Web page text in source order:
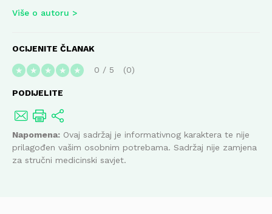
Više o autoru
OCIJENITE ČLANAK
★ ★ ★ ★ ★ 0 / 5 0
PODIJELITE
Napomena: Ovaj sadržaj je informativnog karaktera te nije
prilagođen vašim osobnim potrebama. Sadržaj nije zamjena
za stručni medicinski savjet.